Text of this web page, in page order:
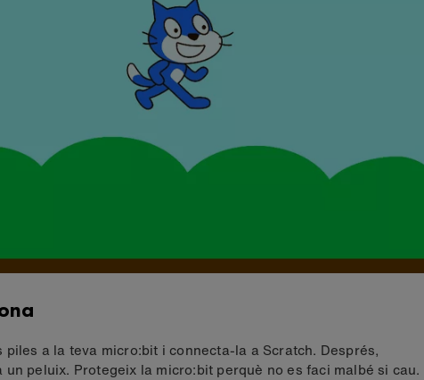
piles a la teva micro:bit i connecta-la a Scratch. Després,
un peluix. Protegeix la micro:bit perquè no es faci malbé si cau.